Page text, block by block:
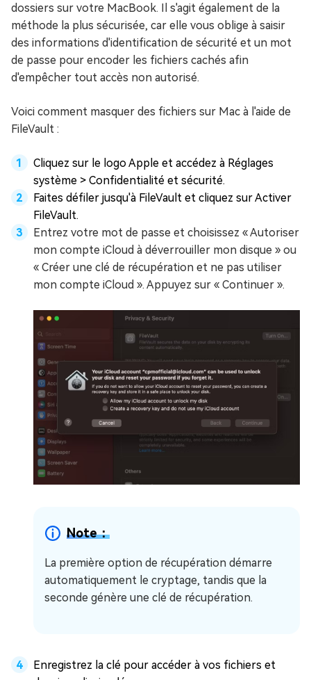
dossiers sur votre MacBook. Il s'agit également de la
méthode la plus sécurisée, car elle vous oblige à saisir
des informations d'identification de sécurité et un mot
de passe pour encoder les fichiers cachés afin
d'empêcher tout accès non autorisé.
Voici comment masquer des fichiers sur Mac à l'aide de
FileVault :
Cliquez sur le logo Apple et accédez à Réglages
système > Confidentialité et sécurité.
Faites défiler jusqu'à FileVault et cliquez sur Activer
FileVault.
Entrez votre mot de passe et choisissez « Autoriser
mon compte iCloud à déverrouiller mon disque » ou
« Créer une clé de récupération et ne pas utiliser
mon compte iCloud ». Appuyez sur « Continuer ».
Note：
La première option de récupération démarre
automatiquement le cryptage, tandis que la
seconde génère une clé de récupération.
Enregistrez la clé pour accéder à vos fichiers et